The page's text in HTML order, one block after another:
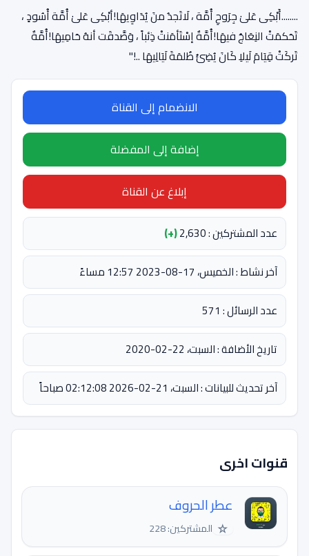
........أَبْكِى عَلىٰ جِرَوحِ أُمَّة ، لَاتَجدُ منَ يُدَاوِيهَا!أبْكِى عَلىٰ أُمَّة أُسُودٍ ،
تَحَكمَتْ النِعَاجُ فيهَا!أُمَّةٌ إسْتَأمَنتْ ذِئباً ، وَصَّدقَت أنهُ حَامِيهَا!أُمَّةٌ
تَركَتْ قِيَامَ لَيلاِ كَانَ يُضِئُ ظُلمَةَ لَيَالِيهَا ..!"
الانضمام إلى القناة
إضافة إلى المفضلة
إبلاغ عن القناة
عدد المشتركين : 2,630
(+)
آخر نشاط : الخميس، 17-08-2023 12:57 مساءً
عدد الرسائل : 571
تاريخ الأضافة : السبت، 22-02-2020
آخر تحديث للبيانات : السبت، 21-02-2026 02:12:08 صباحاً
قنوات اخرى
عطر الحروف
☆ المشتركين: 228